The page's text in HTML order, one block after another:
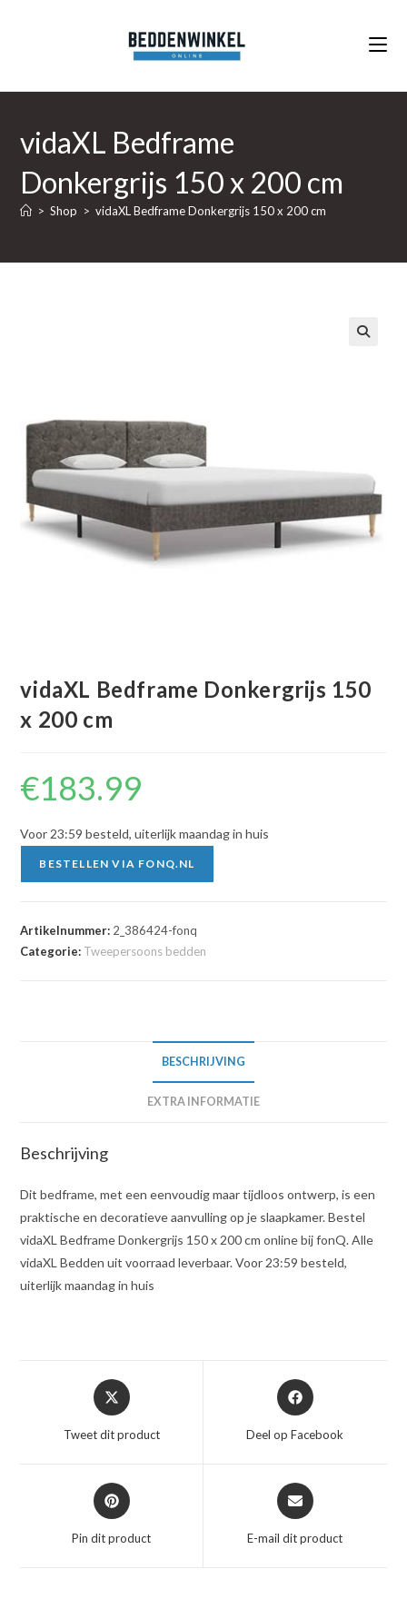
vidaXL Bedframe
Donkergrijs 150 x 200 cm
> Shop > vidaXL Bedframe Donkergrijs 150 x 200 cm
vidaXL Bedframe Donkergrijs 150
x 200 cm
€183.99
Voor 23:59 besteld, uiterlijk maandag in huis
BESTELLEN VIA FONQ.NL
Artikelnummer: 2_386424-fonq
Categorie: Tweepersoons bedden
BESCHRIJVING
EXTRA INFORMATIE
Beschrijving
Dit bedframe, met een eenvoudig maar tijdloos ontwerp, is een
praktische en decoratieve aanvulling op je slaapkamer. Bestel
vidaXL Bedframe Donkergrijs 150 x 200 cm online bij fonQ. Alle
vidaXL Bedden uit voorraad leverbaar. Voor 23:59 besteld,
uiterlijk maandag in huis
Opent
in
nieuw
Tweet dit product
Opent
in
nieuw
Deel op Facebook
Opent
in
nieuw
Pin dit product
Opent
in
nieuw
E-mail dit product